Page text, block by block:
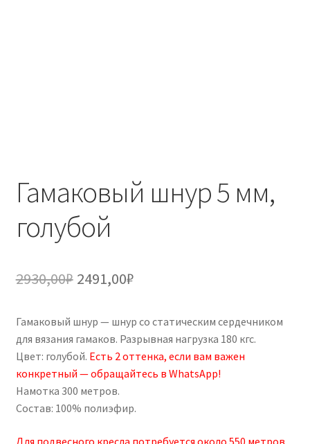
Гамаковый шнур 5 мм,
голубой
2930,00₽ Первоначальная
составляла
2930,00₽.
2491,00₽Текущая
2491,00₽.
Гамаковый шнур — шнур со статическим сердечником
для вязания гамаков. Разрывная нагрузка 180 кгс.
Цвет: голубой. Есть 2 оттенка, если вам важен
конкретный — обращайтесь в WhatsApp!
Намотка 300 метров.
Состав: 100% полиэфир.
Для подвесного кресла потребуется около 550 метров